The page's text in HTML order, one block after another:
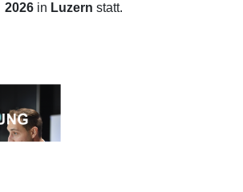
2026in Luzern statt.